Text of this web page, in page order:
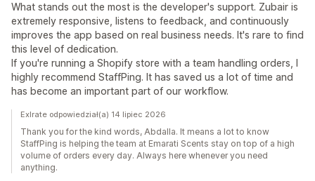
What stands out the most is the developer's support. Zubair is
extremely responsive, listens to feedback, and continuously
improves the app based on real business needs. It's rare to find
this level of dedication.
If you're running a Shopify store with a team handling orders, I
highly recommend StaffPing. It has saved us a lot of time and
has become an important part of our workflow.
Exlrate odpowiedział(a) 14 lipiec 2026
Thank you for the kind words, Abdalla. It means a lot to know
StaffPing is helping the team at Emarati Scents stay on top of a high
volume of orders every day. Always here whenever you need
anything.